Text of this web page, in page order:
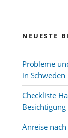
NEUESTE
Probleme
in Schweden
Checkliste
Anreise